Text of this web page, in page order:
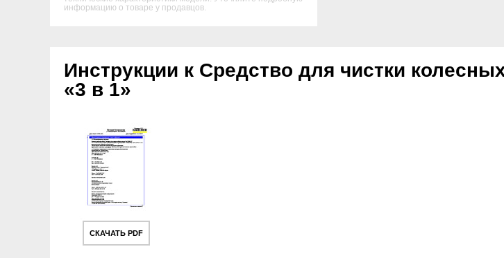
информацию о товаре у продавцов.
Инструкции к Средство для чистки
«3 в 1»
СКАЧАТЬ PDF